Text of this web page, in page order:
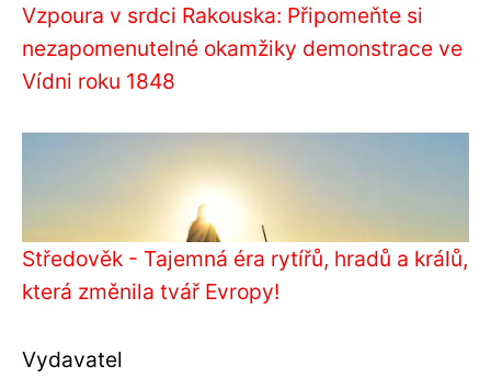
Vzpoura v srdci Rakouska: Připomeňte si
nezapomenutelné okamžiky demonstrace ve
Vídni roku 1848
Středověk - Tajemná éra rytířů, hradů a králů,
která změnila tvář Evropy!
Vydavatel